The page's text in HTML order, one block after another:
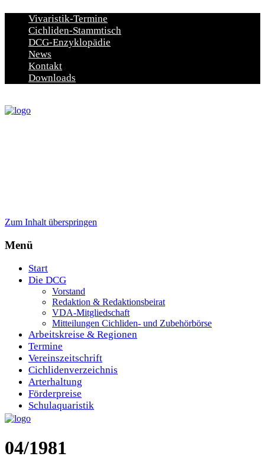
Vivaristik-Termine
Cichliden-Stammtisch
DCG-Enzyklopädie
News
Kontakt
Downloads
Zum Inhalt überspringen
Menü
Start
Die DCG
Vorstand
Redaktion & Redaktionsbeirat
VDA-Mitgliedschaft
Mitteilungen Cichliden- und Zubehörbörse
Arbeitskreise & Regionen
Termine
Vereinszeitschrift
Cichlidenverzeichnis
Arterhaltung
Förderpreise
Schulaquaristik
04/1981